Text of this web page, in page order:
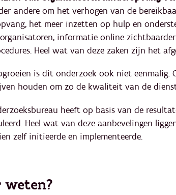
andere om het verhogen van de
het meer inzetten op hulp en
informatie online
Heel wat van deze zaken zijn het
is dit onderzoek ook niet eenmalig.
houden om zo de kwaliteit van de
heeft op basis van de
Heel wat van deze aanbevelingen
zelf initieerde en implementeerde.
weten?